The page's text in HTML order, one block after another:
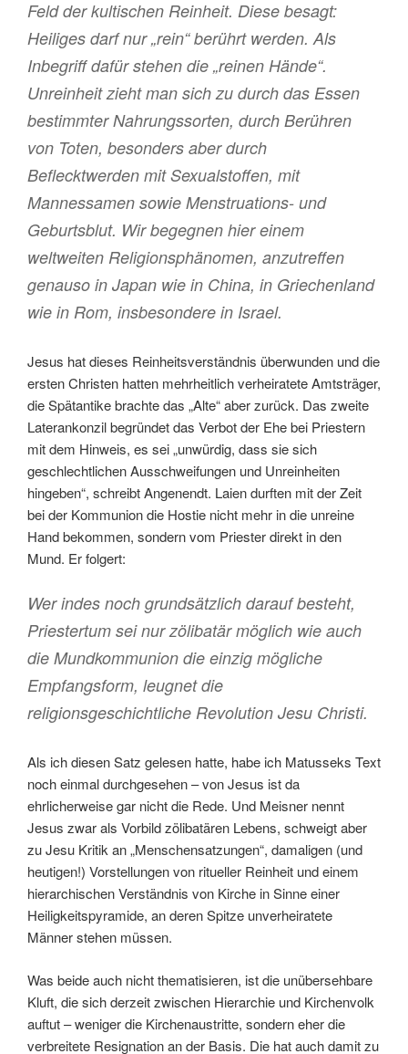
Feld der kultischen Reinheit. Diese besagt:
Heiliges darf nur „rein“ berührt werden. Als
Inbegriff dafür stehen die „reinen Hände“.
Unreinheit zieht man sich zu durch das Essen
bestimmter Nahrungssorten, durch Berühren
von Toten, besonders aber durch
Beflecktwerden mit Sexualstoffen, mit
Mannessamen sowie Menstruations- und
Geburtsblut. Wir begegnen hier einem
weltweiten Religionsphänomen, anzutreffen
genauso in Japan wie in China, in Griechenland
wie in Rom, insbesondere in Israel.
Jesus hat dieses Reinheitsverständnis überwunden und die
ersten Christen hatten mehrheitlich verheiratete Amtsträger,
die Spätantike brachte das „Alte“ aber zurück. Das zweite
Laterankonzil begründet das Verbot der Ehe bei Priestern
mit dem Hinweis, es sei „unwürdig, dass sie sich
geschlechtlichen Ausschweifungen und Unreinheiten
hingeben“, schreibt Angenendt. Laien durften mit der Zeit
bei der Kommunion die Hostie nicht mehr in die unreine
Hand bekommen, sondern vom Priester direkt in den
Mund. Er folgert:
Wer indes noch grundsätzlich darauf besteht,
Priestertum sei nur zölibatär möglich wie auch
die Mundkommunion die einzig mögliche
Empfangsform, leugnet die
religionsgeschichtliche Revolution Jesu Christi.
Als ich diesen Satz gelesen hatte, habe ich Matusseks Text
noch einmal durchgesehen – von Jesus ist da
ehrlicherweise gar nicht die Rede. Und Meisner nennt
Jesus zwar als Vorbild zölibatären Lebens, schweigt aber
zu Jesu Kritik an „Menschensatzungen“, damaligen (und
heutigen!) Vorstellungen von ritueller Reinheit und einem
hierarchischen Verständnis von Kirche in Sinne einer
Heiligkeitspyramide, an deren Spitze unverheiratete
Männer stehen müssen.
Was beide auch nicht thematisieren, ist die unübersehbare
Kluft, die sich derzeit zwischen Hierarchie und Kirchenvolk
auftut – weniger die Kirchenaustritte, sondern eher die
verbreitete Resignation an der Basis. Die hat auch damit zu